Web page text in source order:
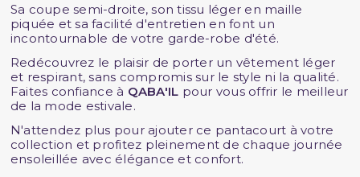
Sa coupe semi-droite, son tissu léger en maille
piquée et sa facilité d'entretien en font un
incontournable de votre garde-robe d'été.
Redécouvrez le plaisir de porter un vêtement léger
et respirant, sans compromis sur le style ni la qualité.
Faites confiance à QABA'IL pour vous offrir le meilleur
de la mode estivale.
N'attendez plus pour ajouter ce pantacourt à votre
collection et profitez pleinement de chaque journée
ensoleillée avec élégance et confort.